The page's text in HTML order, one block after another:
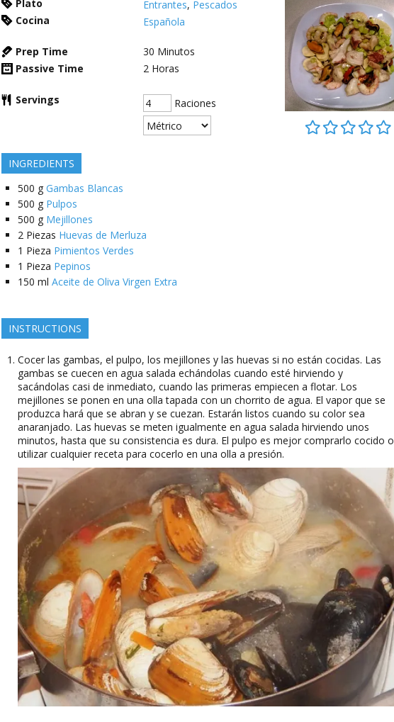
Plato
Entrantes, Pescados
Cocina
Española
Prep Time 30 Minutos
Passive Time
2 Horas
Servings Raciones
INGREDIENTS
500 g Gambas Blancas
500 g Pulpos
500 g Mejillones
2 Piezas Huevas de Merluza
1 Pieza Pimientos Verdes
1 Pieza Pepinos
150 ml Aceite de Oliva Virgen Extra
INSTRUCTIONS
Cocer las gambas, el pulpo, los mejillones y las huevas si no están cocidas. Las
gambas se cuecen en agua salada echándolas cuando esté hirviendo y
sacándolas casi de inmediato, cuando las primeras empiecen a flotar. Los
mejillones se ponen en una olla tapada con un chorrito de agua. El vapor que se
produzca hará que se abran y se cuezan. Estarán listos cuando su color sea
anaranjado. Las huevas se meten igualmente en agua salada hirviendo unos
minutos, hasta que su consistencia es dura. El pulpo es mejor comprarlo cocido o
utilizar cualquier receta para cocerlo en una olla a presión.